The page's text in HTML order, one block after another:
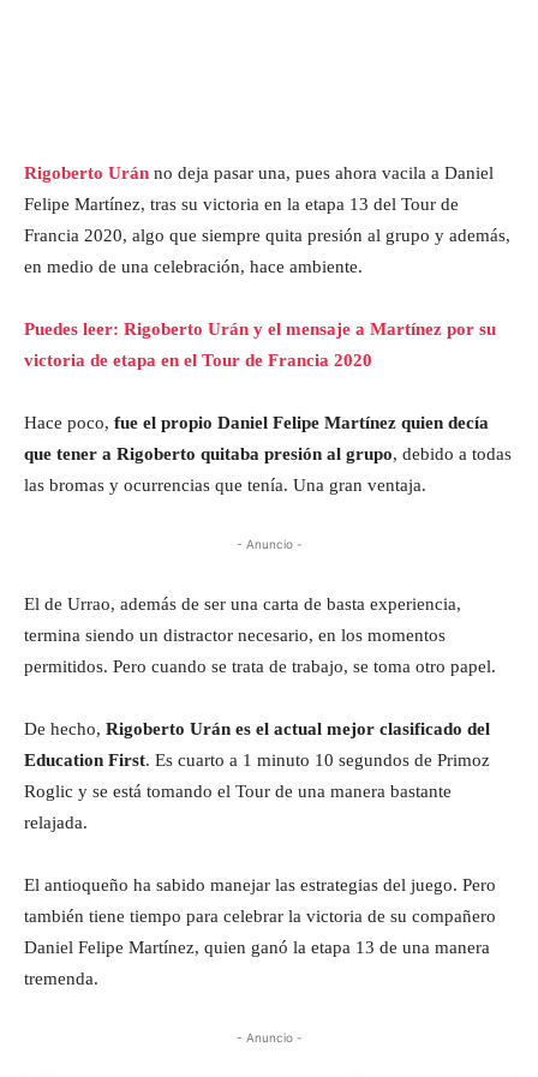
Rigoberto Urán no deja pasar una, pues ahora vacila a Daniel
Felipe Martínez, tras su victoria en la etapa 13 del Tour de
Francia 2020, algo que siempre quita presión al grupo y además,
en medio de una celebración, hace ambiente.
Puedes leer: Rigoberto Urán y el mensaje a Martínez por su
victoria de etapa en el Tour de Francia 2020
Hace poco, fue el propio Daniel Felipe Martínez quien decía
que tener a Rigoberto quitaba presión al grupo, debido a todas
las bromas y ocurrencias que tenía. Una gran ventaja.
- Anuncio -
El de Urrao, además de ser una carta de basta experiencia,
termina siendo un distractor necesario, en los momentos
permitidos. Pero cuando se trata de trabajo, se toma otro papel.
De hecho, Rigoberto Urán es el actual mejor clasificado del
Education First. Es cuarto a 1 minuto 10 segundos de Primoz
Roglic y se está tomando el Tour de una manera bastante
relajada.
El antioqueño ha sabido manejar las estrategias del juego. Pero
también tiene tiempo para celebrar la victoria de su compañero
Daniel Felipe Martínez, quien ganó la etapa 13 de una manera
tremenda.
- Anuncio -